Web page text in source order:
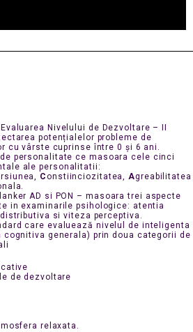
Nivelului de Dezvoltare – II
potențialelor probleme de
cu vârste cuprinse între 0 și 6 ani.
de personalitate ce masoara cele cinci
ale personalitatii:
Constiinciozitatea,Agreabilitatea
AD si PON – masoara trei aspecte
in examinarile psihologice: atentia
si viteza perceptiva.
care evaluează nivelul de inteligenta
cognitiva generala) prin doua categorii de
de dezvoltare
relaxata.